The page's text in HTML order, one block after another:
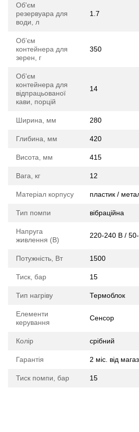
Об'єм
резервуара для
води, л
1.7
Обʼєм
контейнера для
зерен, г
350
Обʼєм
контейнера для
відпрацьованої
кави, порцій
14
Ширина, мм 280
Глибина, мм 420
Висота, мм 415
Вага, кг 12
Матеріал корпусу пластик /
Тип помпи вібраційна
Напруга
живлення (В)
220-240 В /
Потужність, Вт 1500
Тиск, бар 15
Тип нагріву Термоблок
Елементи
керування
Сенсор
Колір срібний
Гарантія 2 міс. від
Тиск помпи, бар 15